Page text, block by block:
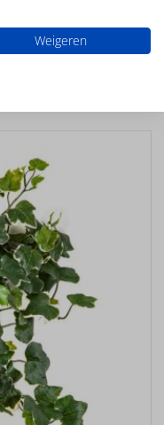
Weigeren